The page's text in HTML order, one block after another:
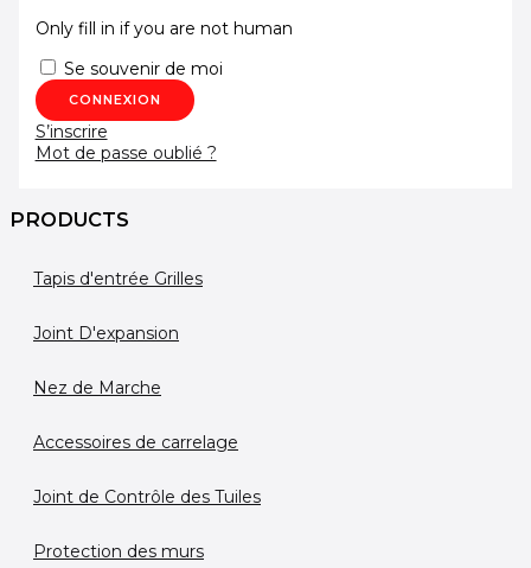
Only fill in if you are not human
Se souvenir de moi
S’inscrire
Mot de passe oublié ?
PRODUCTS
Tapis d'entrée Grilles
Joint D'expansion
Nez de Marche
Accessoires de carrelage
Joint de Contrôle des Tuiles
Protection des murs